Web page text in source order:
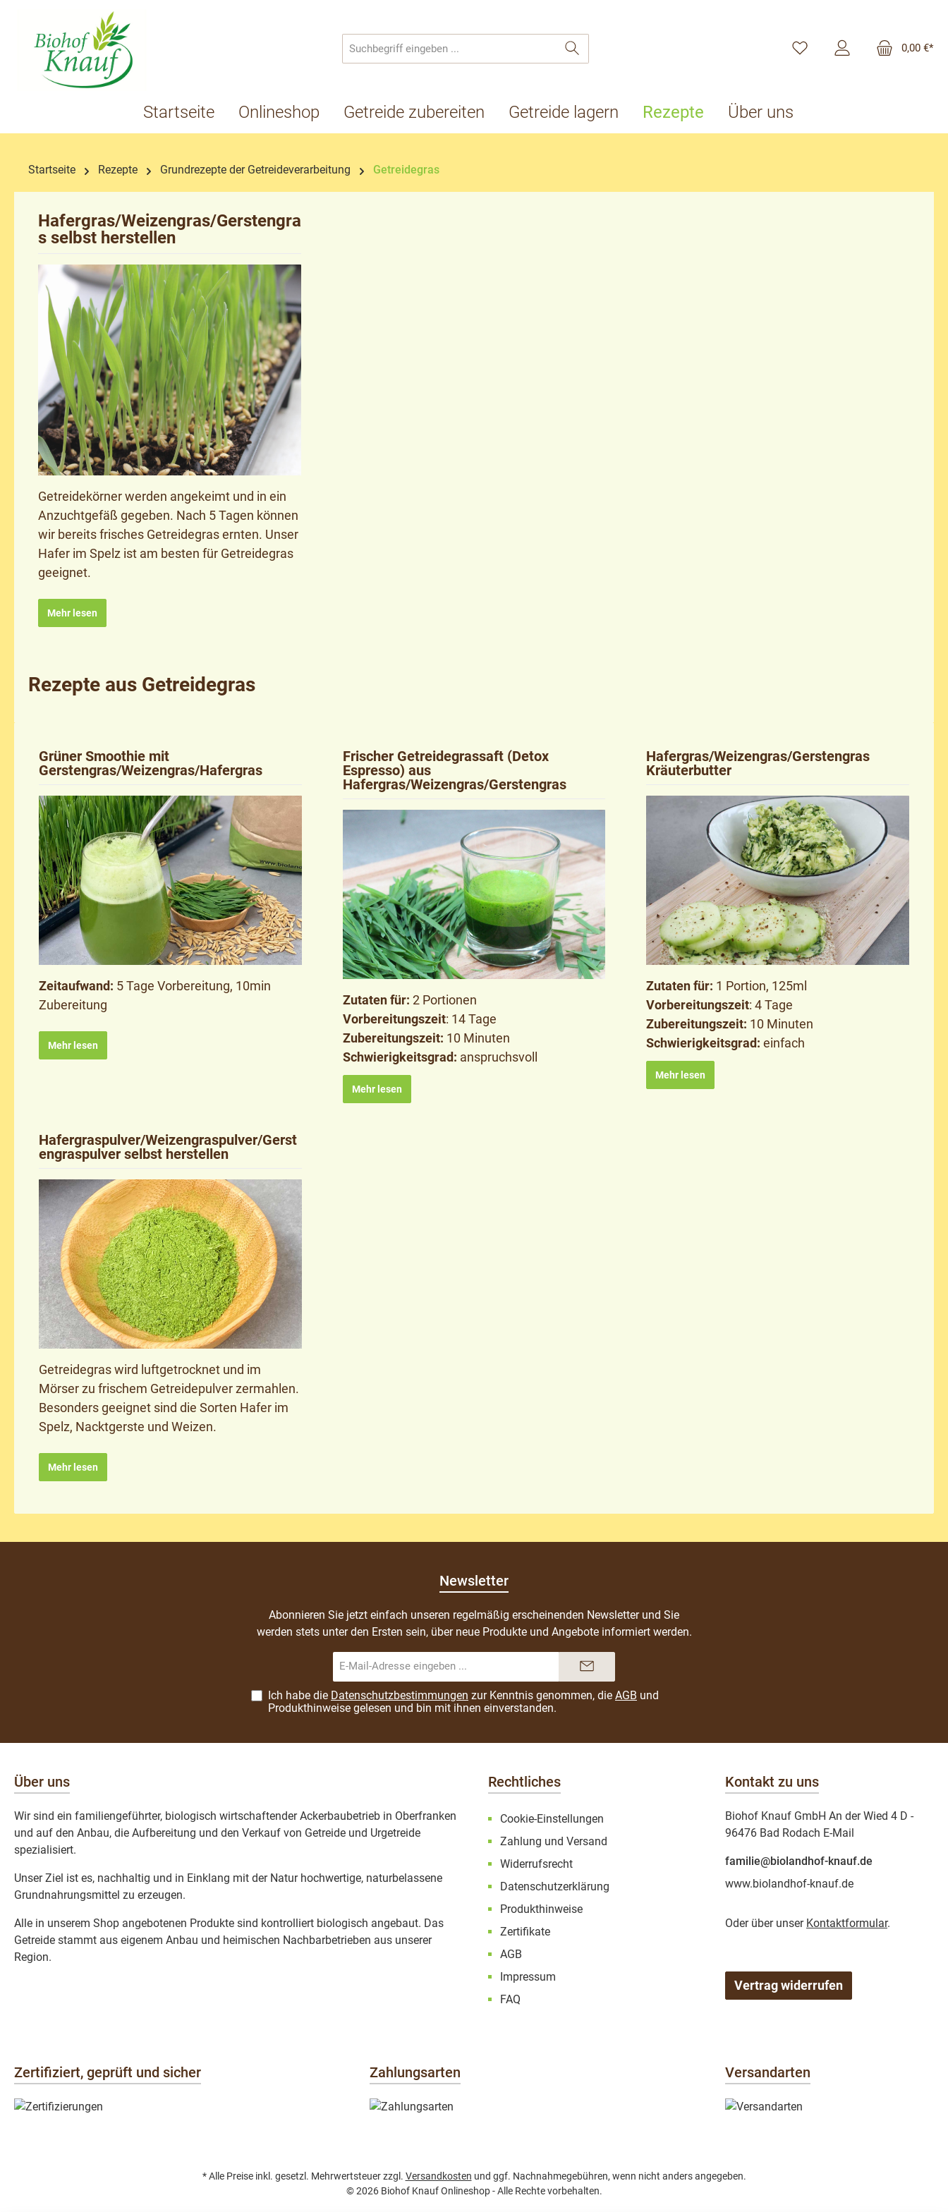
Zur Hauptnavigation springen
0,00 €*
Startseite Onlineshop Getreide zubereiten Getreide lagern Rezepte Über uns
Startseite Rezepte Grundrezepte der Getreideverarbeitung Getreidegras
Hafergras/Weizengras/Gerstengra
s selbst herstellen
Getreidekörner werden angekeimt und in ein
Anzuchtgefäß gegeben. Nach 5 Tagen können
wir bereits frisches Getreidegras ernten. Unser
Hafer im Spelz ist am besten für Getreidegras
geeignet.
Mehr lesen
Rezepte aus Getreidegras
Grüner Smoothie mit
Gerstengras/Weizengras/Hafergras
Zeitaufwand: 5 Tage Vorbereitung, 10min
Zubereitung
Mehr lesen
Frischer Getreidegrassaft (Detox
Espresso) aus
Hafergras/Weizengras/Gerstengras
Zutaten für: 2 Portionen
Vorbereitungszeit: 14 Tage
Zubereitungszeit: 10 Minuten
Schwierigkeitsgrad: anspruchsvoll
Mehr lesen
Hafergras/Weizengras/Gerstengras
Kräuterbutter
Zutaten für: 1 Portion, 125ml
Vorbereitungszeit: 4 Tage
Zubereitungszeit: 10 Minuten
Schwierigkeitsgrad: einfach
Mehr lesen
Hafergraspulver/Weizengraspulver/Gerst
engraspulver selbst herstellen
Getreidegras wird luftgetrocknet und im
Mörser zu frischem Getreidepulver zermahlen.
Besonders geeignet sind die Sorten Hafer im
Spelz, Nacktgerste und Weizen.
Mehr lesen
Newsletter
Abonnieren Sie jetzt einfach unseren regelmäßig erscheinenden Newsletter und Sie
werden stets unter den Ersten sein, über neue Produkte und Angebote informiert werden.
Mail-
Adresse*
Ich habe die Datenschutzbestimmungen zur Kenntnis genommen, die AGB und
Produkthinweise gelesen und bin mit ihnen einverstanden.
Über uns
Wir sind ein familiengeführter, biologisch wirtschaftender Ackerbaubetrieb in Oberfranken
und auf den Anbau, die Aufbereitung und den Verkauf von Getreide und Urgetreide
spezialisiert.
Unser Ziel ist es, nachhaltig und in Einklang mit der Natur hochwertige, naturbelassene
Grundnahrungsmittel zu erzeugen.
Alle in unserem Shop angebotenen Produkte sind kontrolliert biologisch angebaut. Das
Getreide stammt aus eigenem Anbau und heimischen Nachbarbetrieben aus unserer
Region.
Rechtliches
Cookie-Einstellungen
Zahlung und Versand
Widerrufsrecht
Datenschutzerklärung
Produkthinweise
Zertifikate
AGB
Impressum
FAQ
Kontakt zu uns
Biohof Knauf GmbH An der Wied 4 D -
96476 Bad Rodach E-Mail
familie@biolandhof-knauf.de
www.biolandhof-knauf.de
Oder über unser Kontaktformular.
Vertrag widerrufen
Zertifiziert, geprüft und sicher Zahlungsarten Versandarten
* Alle Preise inkl. gesetzl. Mehrwertsteuer zzgl. Versandkosten und ggf. Nachnahmegebühren, wenn nicht anders angegeben.
© 2026 Biohof Knauf Onlineshop - Alle Rechte vorbehalten.